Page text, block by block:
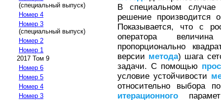
(специальный выпуск)
Номер 4
Номер 3
(специальный выпуск)
Номер 2
Номер 1
2017 Том 9
Номер 6
Номер 5
Номер 4
Номер 3
В специальном случае
решение производится
Показывается, что с
оператора
пропорционально
версии метода) шага
задачи. С помощью
условие устойчивости
относительно выбора
итерационного